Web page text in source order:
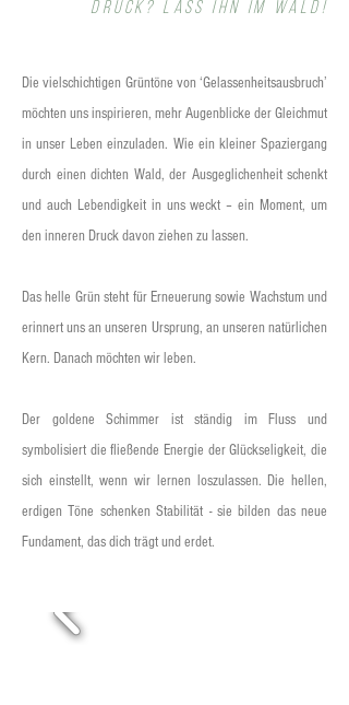
DRUCK? Lass ihn im Wald!
Die vielschichtigen Grüntöne von ‘Gelassenheitsausbruch’
möchten uns inspirieren, mehr Augenblicke der Gleichmut
in unser Leben einzuladen. Wie ein kleiner Spaziergang
durch einen dichten Wald, der Ausgeglichenheit schenkt
und auch Lebendigkeit in uns weckt – ein Moment, um
den inneren Druck davon ziehen zu lassen.
Das helle Grün steht für Erneuerung sowie Wachstum und
erinnert uns an unseren Ursprung, an unseren natürlichen
Kern. Danach möchten wir leben.
Der goldene Schimmer ist ständig im Fluss und
symbolisiert die fließende Energie der Glückseligkeit, die
sich einstellt, wenn wir lernen loszulassen. Die hellen,
erdigen Töne schenken Stabilität - sie bilden das neue
Fundament, das dich trägt und erdet.